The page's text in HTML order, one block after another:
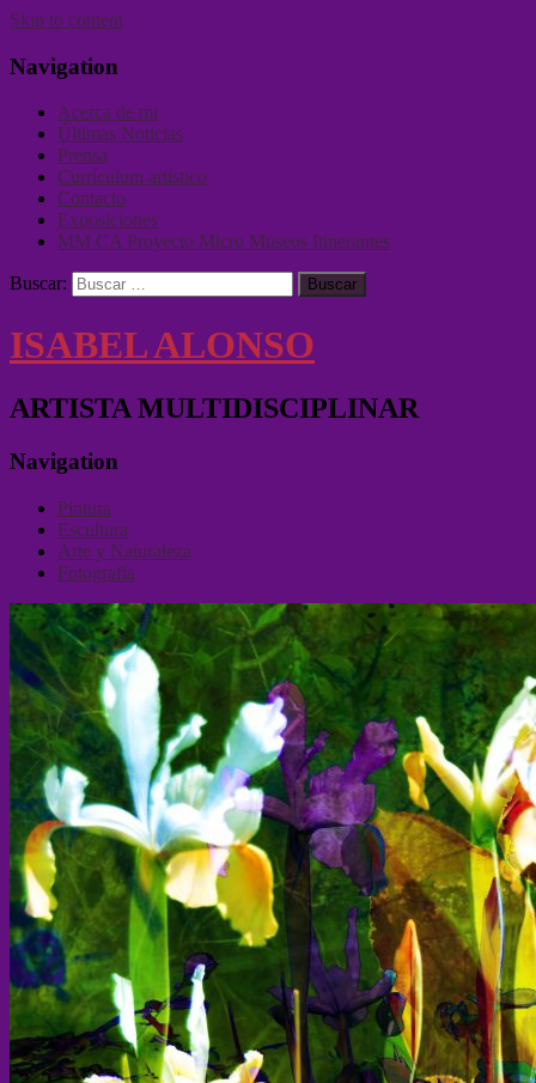
Skip to content
Navigation
Acerca de mi
Últimas Noticias
Prensa
Currículum artístico
Contacto
Exposiciones
MM CA Proyecto Micro Museos Itinerantes
Buscar:
ISABEL ALONSO
ARTISTA MULTIDISCIPLINAR
Navigation
Pintura
Escultura
Arte y Naturaleza
Fotografía